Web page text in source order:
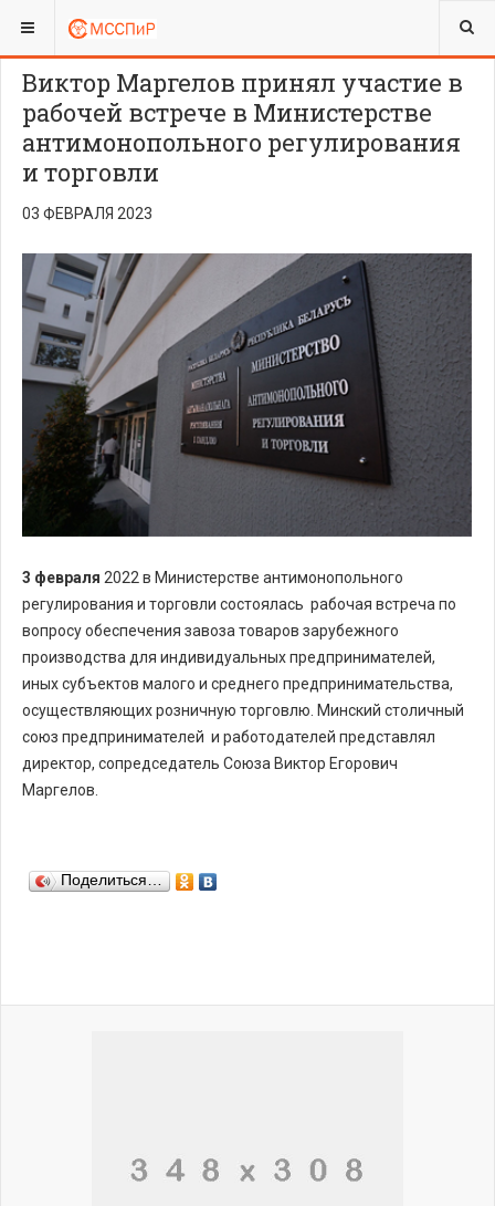
ВЫ ЗДЕСЬ:
Виктор Маргелов принял участие в
рабочей встрече в Министерстве
антимонопольного регулирования
и торговли
03 ФЕВРАЛЯ 2023
3 февраля 2022 в Министерстве антимонопольного
регулирования и торговли состоялась рабочая встреча по
вопросу обеспечения завоза товаров зарубежного
производства для индивидуальных предпринимателей,
иных субъектов малого и среднего предпринимательства,
осуществляющих розничную торговлю. Минский столичный
союз предпринимателей и работодателей представлял
директор, сопредседатель Союза Виктор Егорович
Маргелов.
Поделиться…